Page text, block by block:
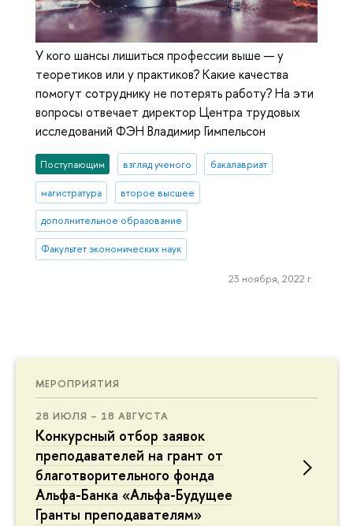
МЕРОПРИЯТИЯ
28 ИЮЛЯ – 18 АВГУСТА
Конкурсный отбор заявок
преподавателей на грант от
благотворительного фонда
Альфа-Банка «Альфа-Будущее
Гранты преподавателям»
У кого шансы лишиться профессии выше — у
теоретиков или у практиков? Какие качества
помогут сотруднику не потерять работу? На эти
вопросы отвечает директор Центра трудовых
исследований ФЭН Владимир Гимпельсон
Поступающим взгляд ученого бакалавриат
магистратура второе высшее
дополнительное образование
Факультет экономических наук
23 ноября, 2022 г.